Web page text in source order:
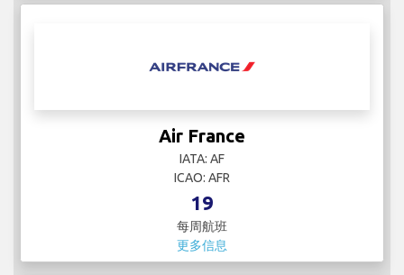
Air France
IATA: AF
ICAO: AFR
19
每周航班
更多信息